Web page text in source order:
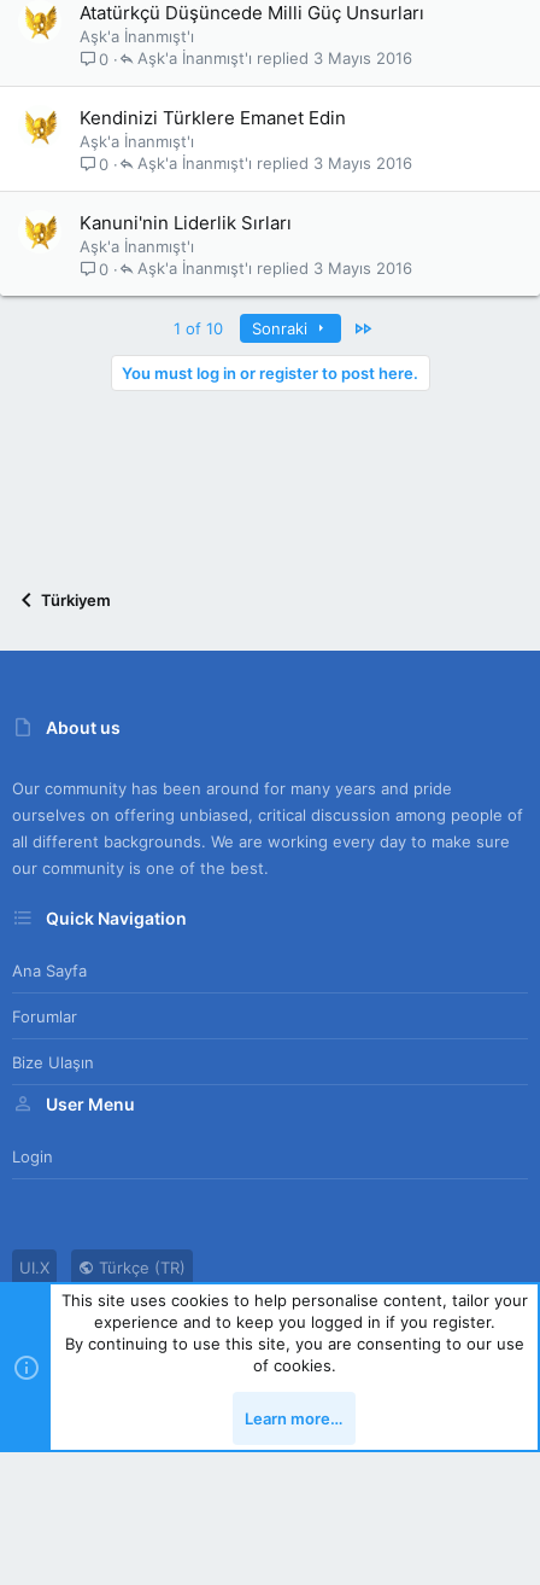
Atatürkçü Düşüncede Milli Güç Unsurları
Aşk'a İnanmışt'ı
0
3 Mayıs 2016
Aşk'a İnanmışt'ı
Kendinizi Türklere Emanet Edin
Aşk'a İnanmışt'ı
0
3 Mayıs 2016
Aşk'a İnanmışt'ı
Kanuni'nin Liderlik Sırları
Aşk'a İnanmışt'ı
0
3 Mayıs 2016
Aşk'a İnanmışt'ı
1 of 10 Sonraki Last
You must log in or register to post here.
Türkiyem
About us
Our community has been around for many years and pride
ourselves on offering unbiased, critical discussion among people of
all different backgrounds. We are working every day to make sure
our community is one of the best.
Quick Navigation
Ana Sayfa
Forumlar
Bize Ulaşın
User Menu
Login
UI.X
Türkçe (TR)
Bize Ulaşın
Kullanım Sözleşmesi Gizlilik Politikası
Yardım
Ana Sayfa
R
S
This site uses cookies to help personalise content, tailor your
experience and to keep you logged in if you register.
By continuing to use this site, you are consenting to our use
of cookies.
Learn more…